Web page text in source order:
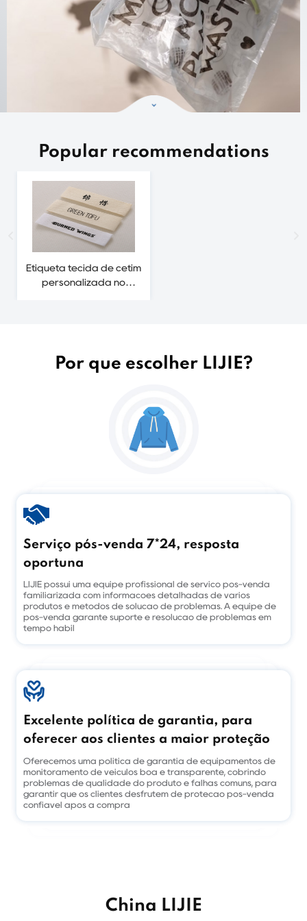
Popular recommendations
Etiqueta tecida de cetim
personalizada no
Por que escolher LIJIE?
Serviço pós-venda 7*24, resposta
oportuna
LIJIE possui uma equipe profissional de serviço pós-venda
familiarizada com informações detalhadas de vários
produtos e métodos de solução de problemas. A equipe de
pós-venda garante suporte e resolução de problemas em
tempo hábil
Excelente política de garantia, para
oferecer aos clientes a maior proteção
Oferecemos uma política de garantia de equipamentos de
monitoramento de veículos boa e transparente, cobrindo
problemas de qualidade do produto e falhas comuns, para
garantir que os clientes desfrutem de proteção pós-venda
confiável após a compra
China LIJIE